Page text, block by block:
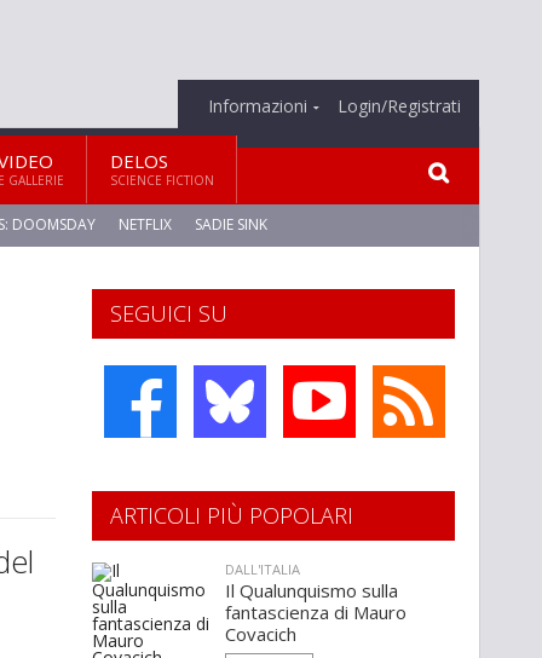
Informazioni Login/Registrati
E GALLERIE
DELOS
SCIENCE FICTION
DOOMSDAY NETFLIX SADIE SINK
SEGUICI SU
ARTICOLI PIÙ POPOLARI
DALL'ITALIA
Il Qualunquismo sulla
fantascienza di Mauro
Covacich